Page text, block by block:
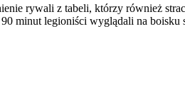
rywali z tabeli, którzy również
minut legioniści wyglądali na